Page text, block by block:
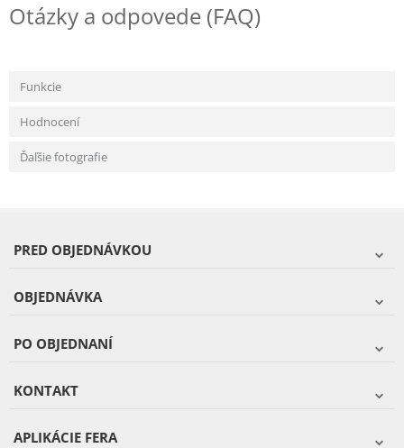
Otázky a odpovede (FAQ)
Funkcie
Hodnocení
Ďaľšie fotografie
PRED OBJEDNÁVKOU
OBJEDNÁVKA
PO OBJEDNANÍ
KONTAKT
APLIKÁCIE FERA